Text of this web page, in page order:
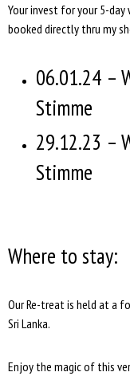
Your invest for your 5-day
booked directly thru my
06.01.24 –
Stimme
29.12.23 –
Stimme
Where to stay:
Our Re-treat is held at a
Sri Lanka.
Enjoy the magic of this